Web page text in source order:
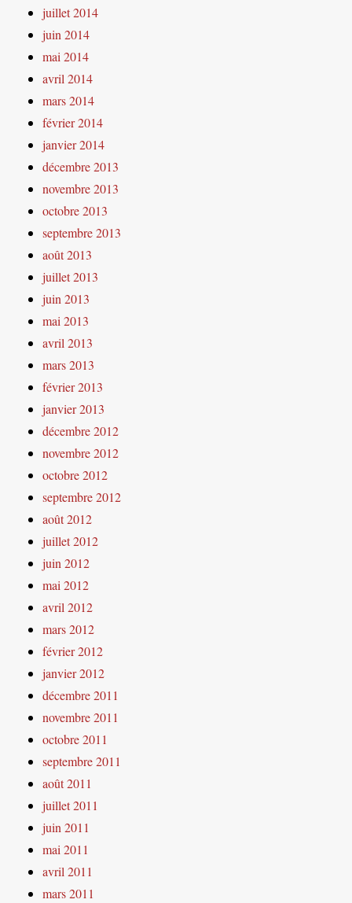
juillet 2014
juin 2014
mai 2014
avril 2014
mars 2014
février 2014
janvier 2014
décembre 2013
novembre 2013
octobre 2013
septembre 2013
août 2013
juillet 2013
juin 2013
mai 2013
avril 2013
mars 2013
février 2013
janvier 2013
décembre 2012
novembre 2012
octobre 2012
septembre 2012
août 2012
juillet 2012
juin 2012
mai 2012
avril 2012
mars 2012
février 2012
janvier 2012
décembre 2011
novembre 2011
octobre 2011
septembre 2011
août 2011
juillet 2011
juin 2011
mai 2011
avril 2011
mars 2011